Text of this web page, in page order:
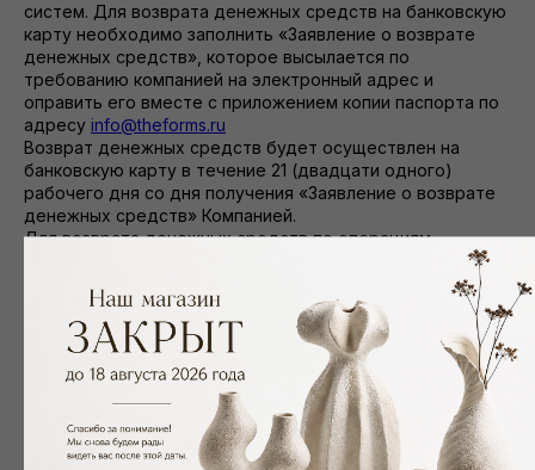
систем. Для возврата денежных средств на банковскую
карту необходимо заполнить «Заявление о возврате
денежных средств», которое высылается по
требованию компанией на электронный адрес и
оправить его вместе с приложением копии паспорта по
адресу info@theforms.ru
Возврат денежных средств будет осуществлен на
банковскую карту в течение 21 (двадцати одного)
рабочего дня со дня получения «Заявление о возврате
денежных средств» Компанией.
Для возврата денежных средств по операциям
проведенными с ошибками необходимо обратиться с
письменным заявлением и приложением копии паспорта
и чеков/квитанций, подтверждающих ошибочное
списание. Данное заявление необходимо направить по
адресуinfo@theforms.ru
Сумма возврата будет равняться сумме покупки.
Срок рассмотрения Заявления и возврата
денежных средств начинает исчисляться с